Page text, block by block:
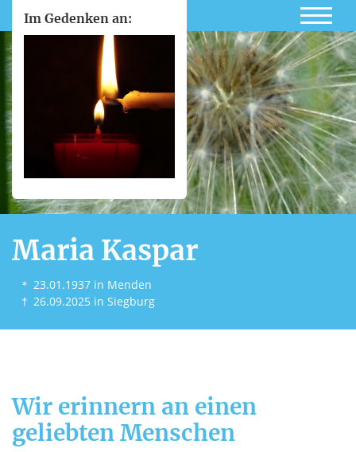
Im Gedenken an:
Maria Kaspar
＊ 23.01.1937 in Menden
† 26.09.2025 in Siegburg
Wir erinnern an einen
geliebten Menschen